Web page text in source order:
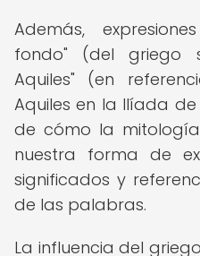
Además,
fondo" (del griego
Aquiles" (en
Aquiles en la Ilíada
de cómo la
nuestra forma de
significados y
de las palabras.
La influencia del